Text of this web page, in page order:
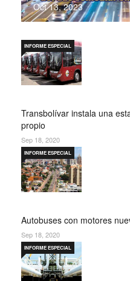
Oct 13, 2023
Transbolívar instala una
propio
INFORME ESPECIAL
Sep 18, 2020
Autobuses con motores
INFORME ESPECIAL
Sep 18, 2020
INFORME ESPECIAL